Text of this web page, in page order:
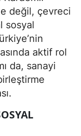
değil, çevreci
sosyal
aktif rol
da, sanayi